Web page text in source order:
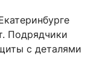
Подрядчики
с деталями